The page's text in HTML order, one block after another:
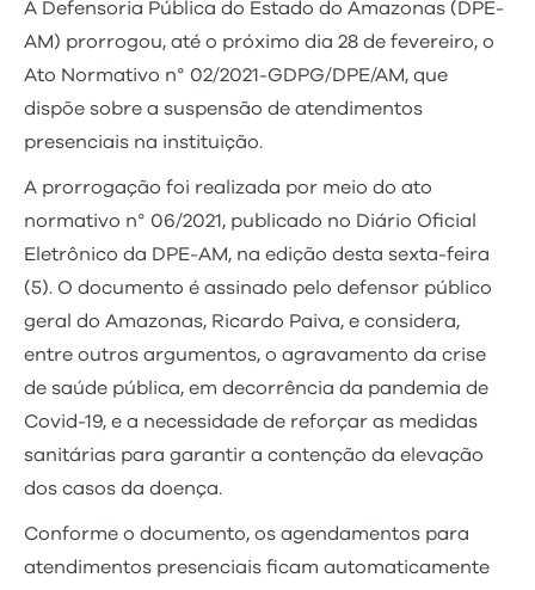
A Defensoria Pública do Estado do Amazonas (DPE-
AM) prorrogou, até o próximo dia 28 de fevereiro, o
Ato Normativo n° 02/2021-GDPG/DPE/AM, que
dispõe sobre a suspensão de atendimentos
presenciais na instituição.
A prorrogação foi realizada por meio do ato
normativo n° 06/2021, publicado no Diário Oficial
Eletrônico da DPE-AM, na edição desta sexta-feira
(5). O documento é assinado pelo defensor público
geral do Amazonas, Ricardo Paiva, e considera,
entre outros argumentos, o agravamento da crise
de saúde pública, em decorrência da pandemia de
Covid-19, e a necessidade de reforçar as medidas
sanitárias para garantir a contenção da elevação
dos casos da doença.
Conforme o documento, os agendamentos para
atendimentos presenciais ficam automaticamente